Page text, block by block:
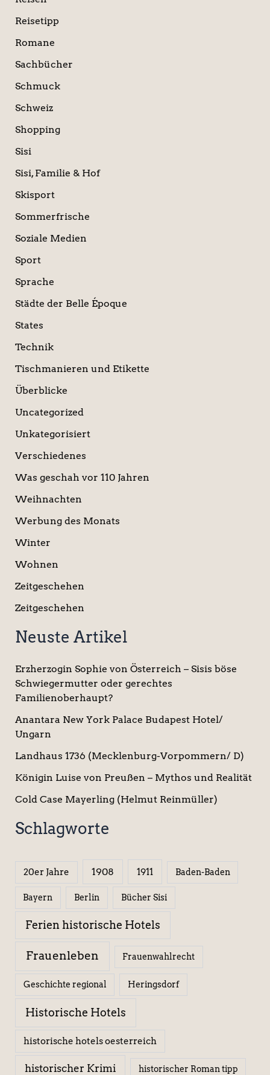
Reisetipp
Romane
Sachbücher
Schmuck
Schweiz
Shopping
Sisi
Sisi, Familie & Hof
Skisport
Sommerfrische
Soziale Medien
Sport
Sprache
Städte der Belle Époque
States
Technik
Tischmanieren und Etikette
Überblicke
Uncategorized
Unkategorisiert
Verschiedenes
Was geschah vor 110 Jahren
Weihnachten
Werbung des Monats
Winter
Wohnen
Zeitgeschehen
Zeitgeschehen
Neuste Artikel
Erzherzogin Sophie von Österreich – Sisis böse
Schwiegermutter oder gerechtes
Familienoberhaupt?
Anantara New York Palace Budapest Hotel/
Ungarn
Landhaus 1736 (Mecklenburg-Vorpommern/ D)
Königin Luise von Preußen – Mythos und Realität
Cold Case Mayerling (Helmut Reinmüller)
Schlagworte
20er Jahre 1908 1911 Baden-Baden
Bayern Berlin Bücher Sisi
Ferien historische Hotels
Frauenleben Frauenwahlrecht
Geschichte regional Heringsdorf
Historische Hotels
historische hotels oesterreich
historischer Krimi historischer Roman tipp